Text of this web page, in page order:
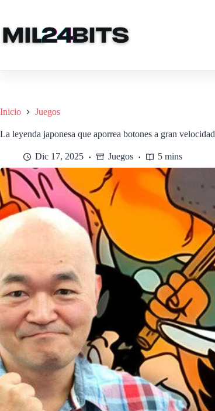
contenido
Inicio Juegos
La leyenda japonesa que aporrea botones a gran velocidad
Dic 17, 2025 Juegos 5 mins